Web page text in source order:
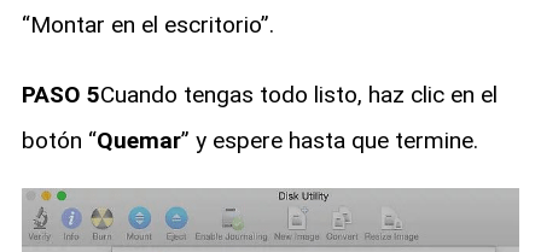
“Montar en el escritorio”.
PASO 5Cuando tengas todo listo, haz clic en el
botón “Quemar” y espere hasta que termine.